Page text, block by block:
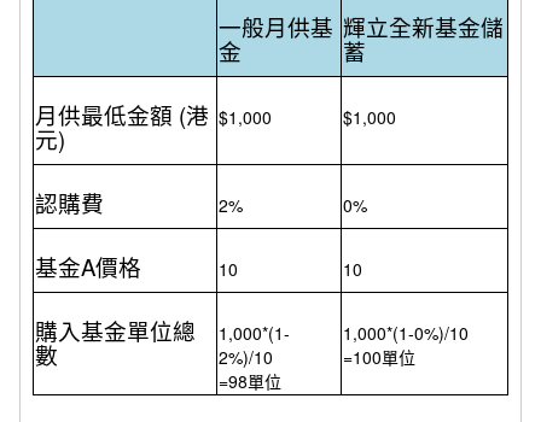
一般月供基
金
輝立全新基金儲
蓄
月供最低金額 (港
元)
$1,000 $1,000
認購費 2% 0%
基金A價格 10 10
購入基金單位總
數
1,000*(1-
2%)/10
=98單位
1,000*(1-0%)/10
=100單位